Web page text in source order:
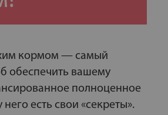
кормом — самый
обеспечить вашему
полноценное
есть свои «секреты».